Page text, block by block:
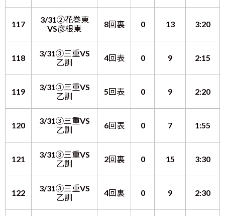
117
3/31②花巻東
VS彦根東
8回裏 0 13 3:20
118
3/31③三重VS
乙訓
4回表 0 9 2:15
119
3/31③三重VS
乙訓
5回表 0 9 2:20
120
3/31③三重VS
乙訓
6回表 0 7 1:55
121
3/31③三重VS
乙訓
2回裏 0 15 3:30
122
3/31③三重VS
乙訓
4回裏 0 9 2:30